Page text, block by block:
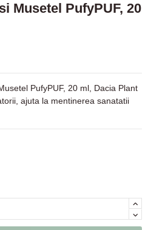
Musetel PufyPUF, 20
PufyPUF, 20 ml, Dacia Plant
ajuta la mentinerea sanatatii